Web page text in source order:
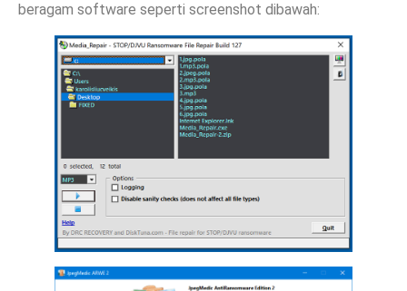
beragam software seperti screenshot dibawah: